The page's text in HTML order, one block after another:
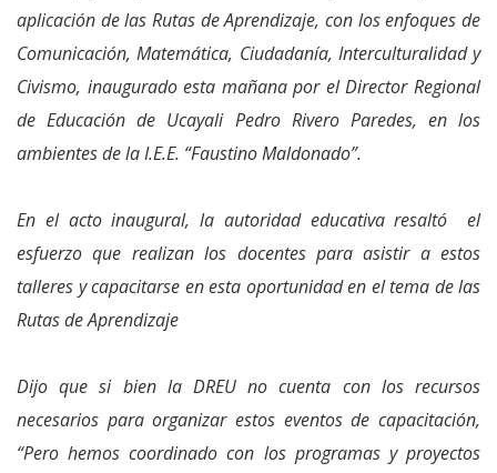
aplicación de las Rutas de Aprendizaje, con los enfoques de
Comunicación, Matemática, Ciudadanía, Interculturalidad y
Civismo, inaugurado esta mañana por el Director Regional
de Educación de Ucayali Pedro Rivero Paredes, en los
ambientes de la I.E.E. “Faustino Maldonado”.
En el acto inaugural, la autoridad educativa resaltó el
esfuerzo que realizan los docentes para asistir a estos
talleres y capacitarse en esta oportunidad en el tema de las
Rutas de Aprendizaje
Dijo que si bien la DREU no cuenta con los recursos
necesarios para organizar estos eventos de capacitación,
“Pero hemos coordinado con los programas y proyectos